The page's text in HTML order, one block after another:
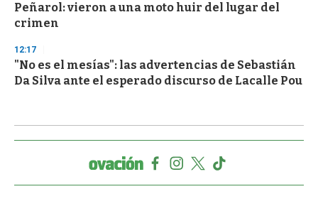
Peñarol: vieron a una moto huir del lugar del
crimen
12:17
"No es el mesías": las advertencias de Sebastián
Da Silva ante el esperado discurso de Lacalle Pou